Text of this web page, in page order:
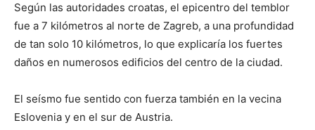
Según las autoridades croatas, el epicentro del temblor
fue a 7 kilómetros al norte de Zagreb, a una profundidad
de tan solo 10 kilómetros, lo que explicaría los fuertes
daños en numerosos edificios del centro de la ciudad.
El seísmo fue sentido con fuerza también en la vecina
Eslovenia y en el sur de Austria.